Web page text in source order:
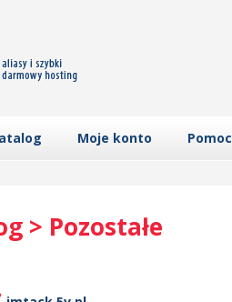
Moje konto Pomoc
> Pozostałe